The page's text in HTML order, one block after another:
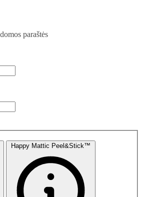
paraštės
Happy Mattic Peel&Stick™